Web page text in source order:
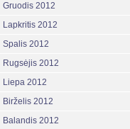
Gruodis 2012
Lapkritis 2012
Spalis 2012
Rugsėjis 2012
Liepa 2012
Birželis 2012
Balandis 2012